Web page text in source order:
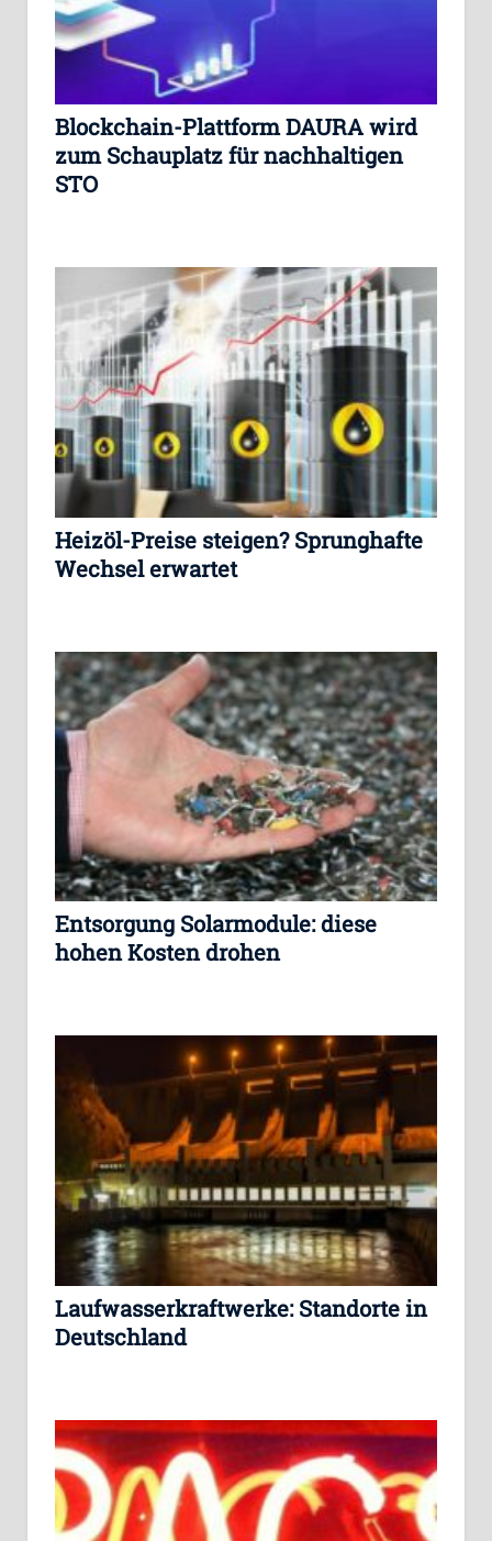
Blockchain-Plattform DAURA wird
zum Schauplatz für nachhaltigen
STO
Heizöl-Preise steigen? Sprunghafte
Wechsel erwartet
Entsorgung Solarmodule: diese
hohen Kosten drohen
Laufwasserkraftwerke: Standorte in
Deutschland